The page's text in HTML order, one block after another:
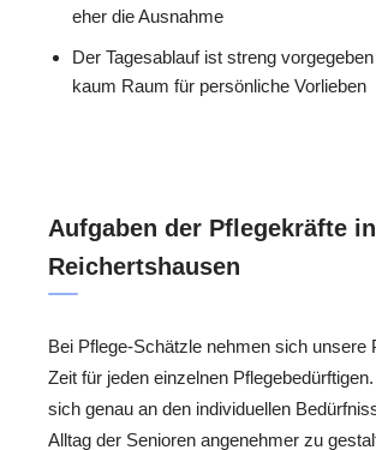
eher die Ausnahme
Der Tagesablauf ist streng
kaum Raum für persönliche Vorlieben
Aufgaben der Pflegekräfte in
Reichertshausen
Bei Pflege-Schätzle nehmen sich unsere
Zeit für jeden einzelnen
sich genau an den individuellen
Alltag der Senioren angenehmer zu